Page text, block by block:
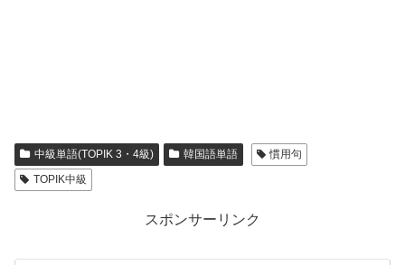
中級単語(TOPIK 3・4級) 韓国語単語
慣用句
TOPIK中級
スポンサーリンク